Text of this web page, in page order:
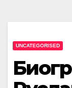
UNCATEGORISED